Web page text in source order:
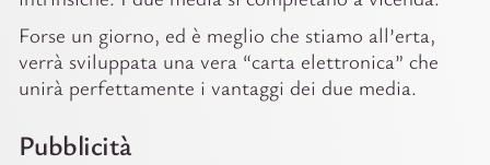
Forse un giorno, ed è meglio che stiamo all’erta,
verrà sviluppata una vera “carta elettronica” che
unirà perfettamente i vantaggi dei due media.
Pubblicità